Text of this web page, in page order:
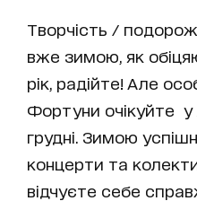
Творчість /
вже зимою, як
рік, радійте! Але
Фортуни очікуйте у
грудні. Зимою
концерти та
відчуєте себе